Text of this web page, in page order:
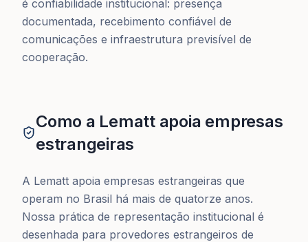
é confiabilidade institucional: presença
documentada, recebimento confiável de
comunicações e infraestrutura previsível de
cooperação.
Como a Lematt apoia empresas
estrangeiras
A Lematt apoia empresas estrangeiras que
operam no Brasil há mais de quatorze anos.
Nossa prática de representação institucional é
desenhada para provedores estrangeiros de